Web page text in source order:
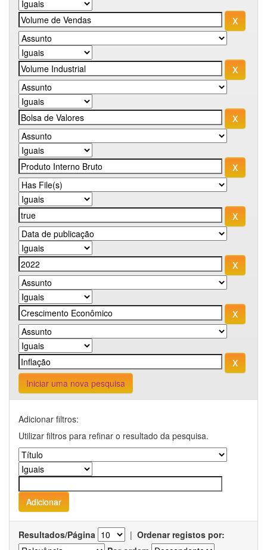
Iniciar uma nova pesquisa
Adicionar filtros:
Utilizar filtros para refinar o resultado da pesquisa.
Resultados/Página | Ordenar registos por: